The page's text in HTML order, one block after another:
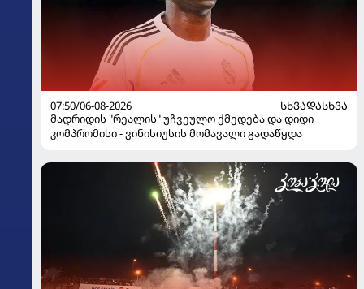
07:50/06-08-2026
ᲡᲮᲕᲐᲓᲐᲡᲮᲕᲐ
მადრიდის "რეალის" უჩვეულო ქმედება და დიდი
კომპრომისი - ვინისიუსის მომავალი გადაწყდა